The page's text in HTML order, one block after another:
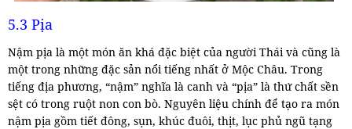
5.3 Pịa
Nậm pịa là một món ăn khá đặc biệt của người Thái và cũng là
một trong những đặc sản nổi tiếng nhất ở Mộc Châu. Trong
tiếng địa phương, “nậm” nghĩa là canh và “pịa” là thứ chất sền
sệt có trong ruột non con bò. Nguyên liệu chính để tạo ra món
nậm pịa gồm tiết đông, sụn, khúc đuôi, thịt, lục phủ ngũ tạng